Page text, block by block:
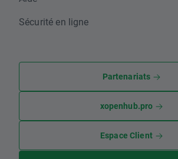
Sécurité en ligne
Partenariats
xopenhub.pro
Espace Client